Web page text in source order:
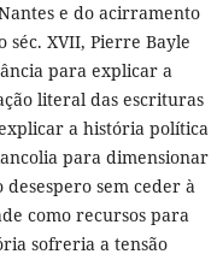
e do acirramento
séc. XVII, Pierre Bayle
para explicar a
literal das escrituras
a história política
para dimensionar
sem ceder à
como recursos para
sofreria a tensão